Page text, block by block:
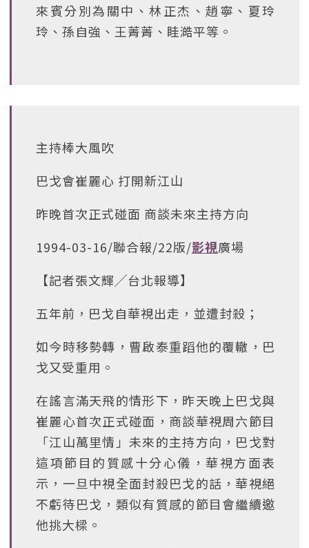
來賓分別為關中、林正杰、趙寧、夏玲
玲、孫自強、王菁菁、眭澔平等。
主持棒大風吹
巴戈會崔麗心 打開新江山
昨晚首次正式碰面 商談未來主持方向
1994-03-16/聯合報/22版/影視廣場
【記者張文輝╱台北報導】
五年前，巴戈自華視出走，並遭封殺；
如今時移勢轉，曹啟泰重蹈他的覆轍，巴
戈又受重用。
在謠言滿天飛的情形下，昨天晚上巴戈與
崔麗心首次正式碰面，商談華視周六節目
「江山萬里情」未來的主持方向，巴戈對
這項節目的質感十分心儀，華視方面表
示，一旦中視全面封殺巴戈的話，華視絕
不虧待巴戈，類似有質感的節目會繼續邀
他挑大樑。